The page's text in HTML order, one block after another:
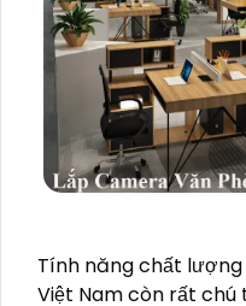
Tính năng chất
Việt Nam còn rất